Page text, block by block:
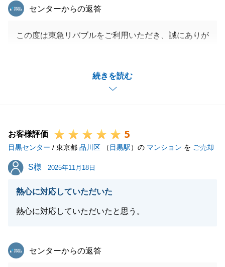
続きを読む
東急リバブル
センターからの返答
この度は東急リバブルをご利用いただき、誠にありが
任せいただき、無事に取引が完了出来たのも多大なご
協力を頂けたからだと感じております。
取引自体は完了致しましたが、今後とも変わらぬお付
また売買だけでなく、賃貸も弊社にお任せいただきあ
りがとうございます。
引き続きよろしくお願いいたします。
またお困り事がございましたらどんな小さなことでも
構いませんのでお声がけください。
閉じる
お客様評価 5
目黒センター / 東京都 品川区 （ 目黒駅）の マンション を ご売却
S様
S様 2025年11月18日
熱心に対応していただいた
熱心に対応していただいたと思う。
東急リバブル
センターからの返答